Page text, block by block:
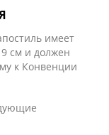
имеет
см и должен
к Конвенции